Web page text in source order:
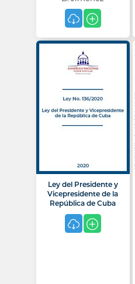
Ley del Presidente y
Vicepresidente de la
República de Cuba